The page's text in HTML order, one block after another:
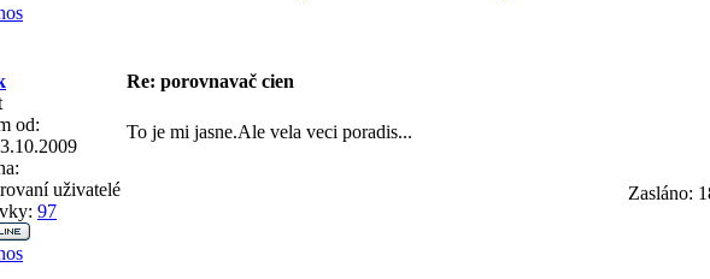
Re: porovnavač cien
od:
uživatelé
97
To je mi jasne.Ale vela veci poradis...
Zasláno: